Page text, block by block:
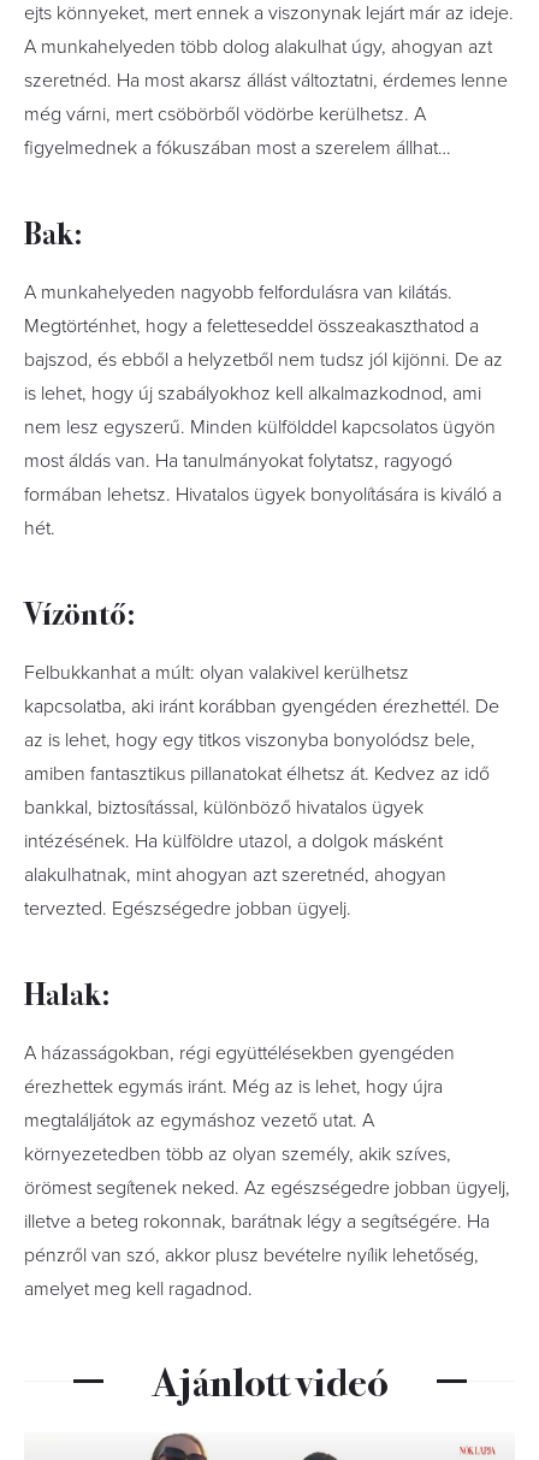
ejts könnyeket, mert ennek a viszonynak lejárt már az ideje.
A munkahelyeden több dolog alakulhat úgy, ahogyan azt
szeretnéd. Ha most akarsz állást változtatni, érdemes lenne
még várni, mert csöbörből vödörbe kerülhetsz. A
figyelmednek a fókuszában most a szerelem állhat…
Bak:
A munkahelyeden nagyobb felfordulásra van kilátás.
Megtörténhet, hogy a feletteseddel összeakaszthatod a
bajszod, és ebből a helyzetből nem tudsz jól kijönni. De az
is lehet, hogy új szabályokhoz kell alkalmazkodnod, ami
nem lesz egyszerű. Minden külfölddel kapcsolatos ügyön
most áldás van. Ha tanulmányokat folytatsz, ragyogó
formában lehetsz. Hivatalos ügyek bonyolítására is kiváló a
hét.
Vízöntő:
Felbukkanhat a múlt: olyan valakivel kerülhetsz
kapcsolatba, aki iránt korábban gyengéden érezhettél. De
az is lehet, hogy egy titkos viszonyba bonyolódsz bele,
amiben fantasztikus pillanatokat élhetsz át. Kedvez az idő
bankkal, biztosítással, különböző hivatalos ügyek
intézésének. Ha külföldre utazol, a dolgok másként
alakulhatnak, mint ahogyan azt szeretnéd, ahogyan
tervezted. Egészségedre jobban ügyelj.
Halak:
A házasságokban, régi együttélésekben gyengéden
érezhettek egymás iránt. Még az is lehet, hogy újra
megtaláljátok az egymáshoz vezető utat. A
környezetedben több az olyan személy, akik szíves,
örömest segítenek neked. Az egészségedre jobban ügyelj,
illetve a beteg rokonnak, barátnak légy a segítségére. Ha
pénzről van szó, akkor plusz bevételre nyílik lehetőség,
amelyet meg kell ragadnod.
Ajánlott videó